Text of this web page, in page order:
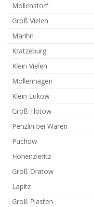
Mollenstorf
Groß Vielen
Marihn
Kratzeburg
Klein Vielen
Möllenhagen
Klein Lukow
Groß Flotow
Penzlin bei Waren
Puchow
Hohenzieritz
Groß Dratow
Lapitz
Groß Plasten